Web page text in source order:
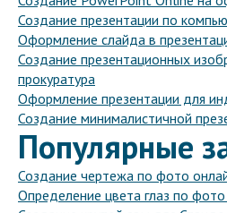
Создание презентации по
Оформление слайда в
Создание презентационных
прокуратура
Оформление презентации для
Создание минималистичной
Популярные
Создание чертежа по фото
Определение цвета глаз по